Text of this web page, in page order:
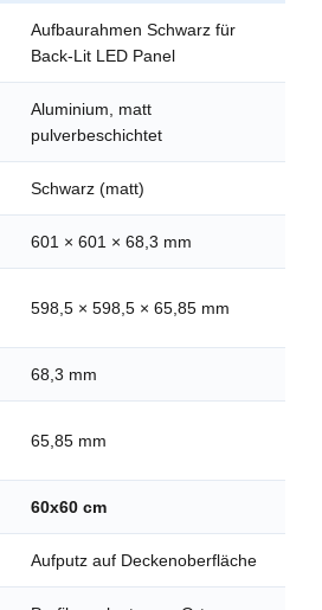
Aufbaurahmen Schwarz für
Back-Lit LED Panel
Aluminium, matt
pulverbeschichtet
Schwarz (matt)
601 × 601 × 68,3 mm
598,5 × 598,5 × 65,85 mm
68,3 mm
65,85 mm
60x60 cm
Aufputz auf Deckenoberfläche